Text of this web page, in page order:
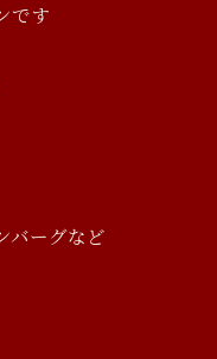
です
バーグなど